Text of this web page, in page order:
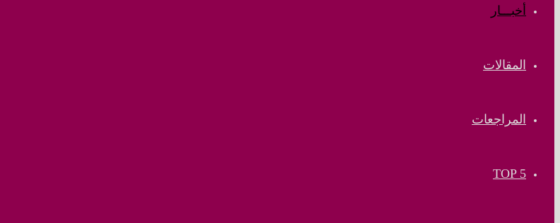
أخبـــار
المقالات
المراجعات
TOP 5